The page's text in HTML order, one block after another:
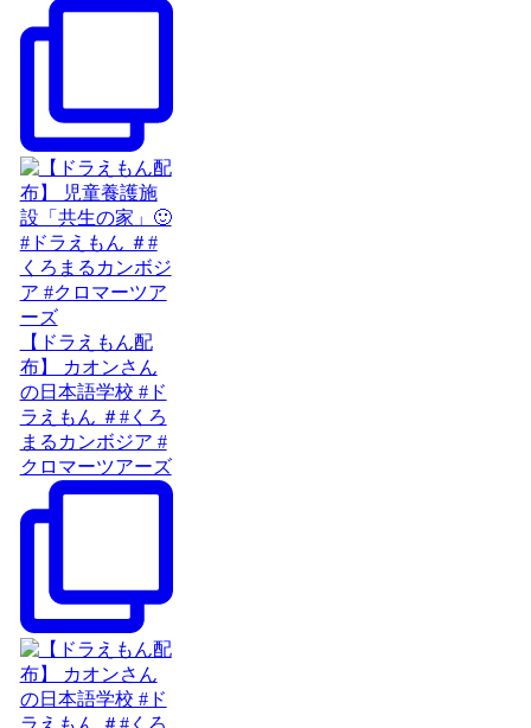
【ドラえもん配
布】 カオンさん
の日本語学校 #ド
ラえもん ＃#くろ
まるカンボジア #
クロマーツアーズ